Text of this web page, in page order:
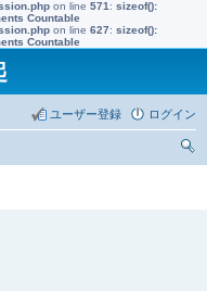
on line 571 : sizeof():
Countable
on line 627: sizeof():
Countable
ログイン
ユーザー登録